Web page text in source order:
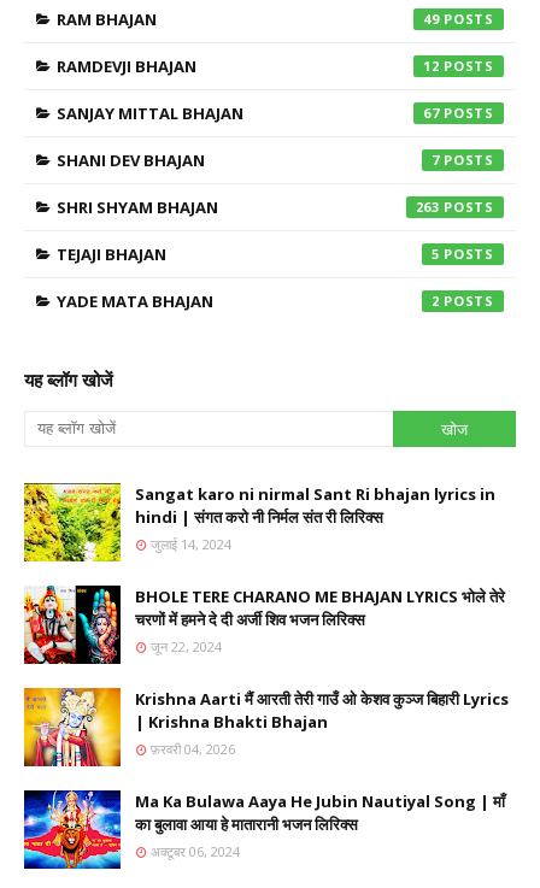
RAM BHAJAN 49
RAMDEVJI BHAJAN 12
SANJAY MITTAL BHAJAN 67
SHANI DEV BHAJAN 7
SHRI SHYAM BHAJAN 263
TEJAJI BHAJAN 5
YADE MATA BHAJAN 2
यह ब्लॉग खोजें
Sangat karo ni nirmal Sant Ri bhajan lyrics in
hindi | संगत करो नी निर्मल संत री लिरिक्स
जुलाई 14, 2024
BHOLE TERE CHARANO ME BHAJAN LYRICS भोले तेरे
चरणों में हमने दे दी अर्जी शिव भजन लिरिक्स
जून 22, 2024
Krishna Aarti मैं आरती तेरी गाउँ ओ केशव कुञ्ज बिहारी Lyrics
| Krishna Bhakti Bhajan
फ़रवरी 04, 2026
Ma Ka Bulawa Aaya He Jubin Nautiyal Song | माँ
का बुलावा आया हे मातारानी भजन लिरिक्स
अक्टूबर 06, 2024